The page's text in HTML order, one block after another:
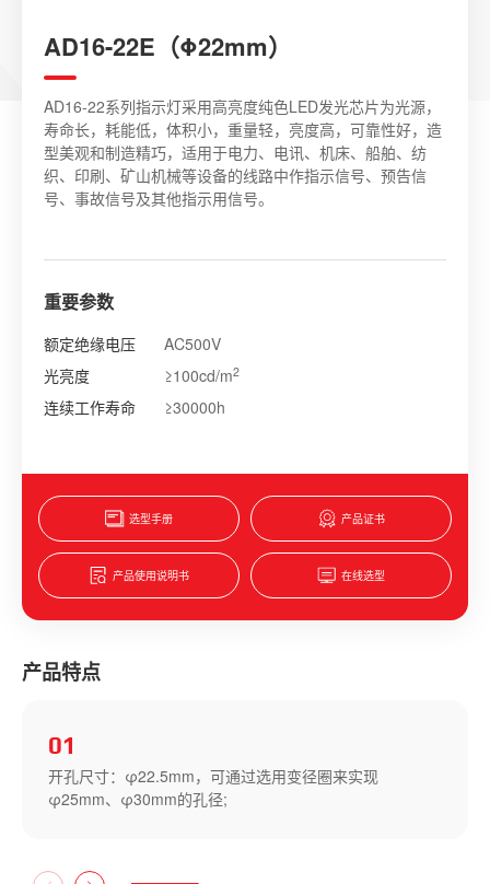
AD16-22E（Φ22mm）
AD16-22系列指示灯采用高亮度纯色LED发光芯片为光源，
寿命长，耗能低，体积小，重量轻，亮度高，可靠性好，造
型美观和制造精巧，适用于电力、电讯、机床、船舶、纺
织、印刷、矿山机械等设备的线路中作指示信号、预告信
号、事故信号及其他指示用信号。
重要参数
额定绝缘电压
AC500V
光亮度
≥100cd/m2
连续工作寿命 ≥30000h
选型手册 产品证书
产品使用说明书 在线选型
产品特点
02
灯壳与灯罩二层型但灯罩直径小于壳体直径，五种颜色，
明确指示不同工作状态；